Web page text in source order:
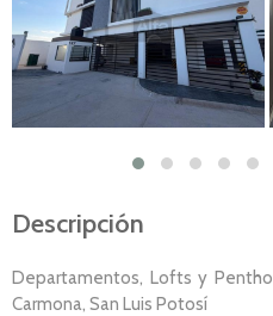
Descripción
Departamentos, Lofts y
Carmona, San Luis Potosí